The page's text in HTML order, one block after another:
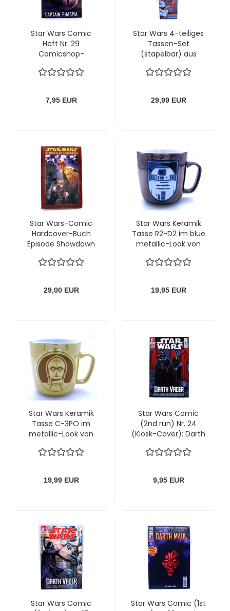
Star Wars Comic
Heft Nr. 29
Comicshop-
Phasma, das große
7,95 EUR
Star Wars 4-teiliges
Tassen-Set
(stapelbar) aus
von Chewbacca,
Fett und
Stormtrooper
29,99 EUR
Star Wars-Comic
Hardcover-Buch
Episode Showdown
Schmugglermond
29,00 EUR
Star Wars Keramik
Tasse R2-D2 im blue
metallic-Look von
19,95 EUR
Star Wars Keramik
Tasse C-3PO im
metallic-Look von
19,99 EUR
Star Wars Comic
(2nd run) Nr. 24
(Kiosk-Cover): Darth
Entscheidung von
9,95 EUR
Star Wars Comic
Star Wars Comic (1st